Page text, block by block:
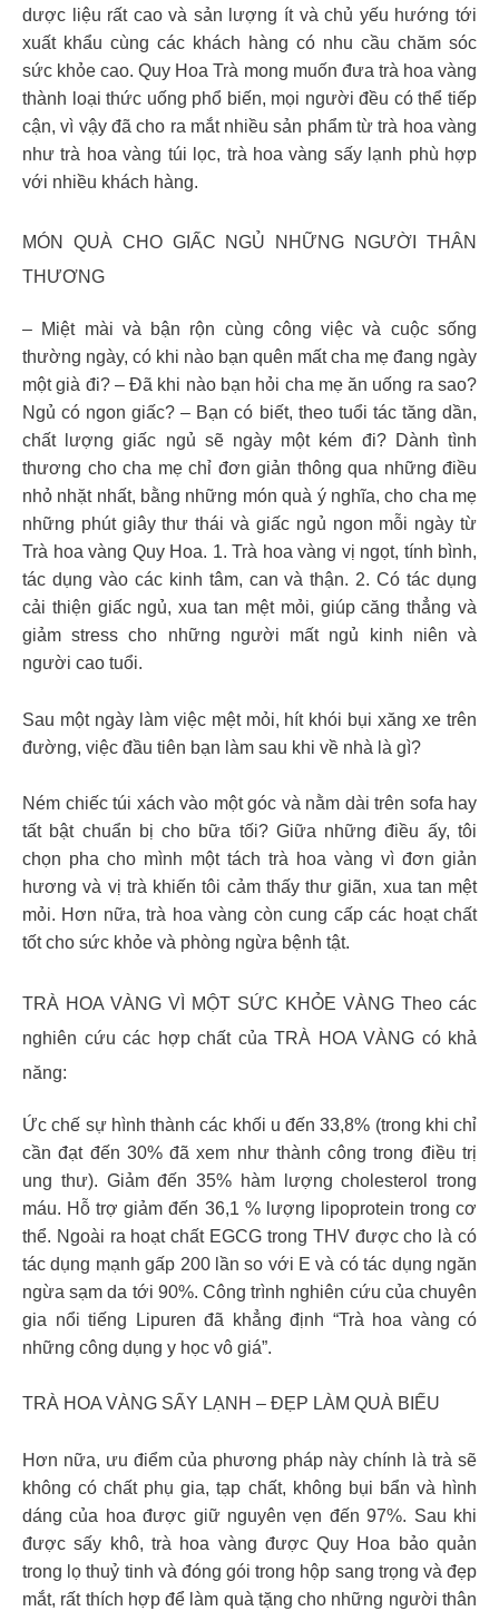
dược liệu rất cao và sản lượng ít và chủ yếu hướng tới
xuất khẩu cùng các khách hàng có nhu cầu chăm sóc
sức khỏe cao. Quy Hoa Trà mong muốn đưa trà hoa vàng
thành loại thức uống phổ biến, mọi người đều có thể tiếp
cận, vì vậy đã cho ra mắt nhiều sản phẩm từ trà hoa vàng
như trà hoa vàng túi lọc, trà hoa vàng sấy lạnh phù hợp
với nhiều khách hàng.
MÓN QUÀ CHO GIẤC NGỦ NHỮNG NGƯỜI THÂN
THƯƠNG
– Miệt mài và bận rộn cùng công việc và cuộc sống
thường ngày, có khi nào bạn quên mất cha mẹ đang ngày
một già đi? – Đã khi nào bạn hỏi cha mẹ ăn uống ra sao?
Ngủ có ngon giấc? – Bạn có biết, theo tuổi tác tăng dần,
chất lượng giấc ngủ sẽ ngày một kém đi? Dành tình
thương cho cha mẹ chỉ đơn giản thông qua những điều
nhỏ nhặt nhất, bằng những món quà ý nghĩa, cho cha mẹ
những phút giây thư thái và giấc ngủ ngon mỗi ngày từ
Trà hoa vàng Quy Hoa. 1. Trà hoa vàng vị ngọt, tính bình,
tác dụng vào các kinh tâm, can và thận. 2. Có tác dụng
cải thiện giấc ngủ, xua tan mệt mỏi, giúp căng thẳng và
giảm stress cho những người mất ngủ kinh niên và
người cao tuổi.
Sau một ngày làm việc mệt mỏi, hít khói bụi xăng xe trên
đường, việc đầu tiên bạn làm sau khi về nhà là gì?
Ném chiếc túi xách vào một góc và nằm dài trên sofa hay
tất bật chuẩn bị cho bữa tối? Giữa những điều ấy, tôi
chọn pha cho mình một tách trà hoa vàng vì đơn giản
hương và vị trà khiến tôi cảm thấy thư giãn, xua tan mệt
mỏi. Hơn nữa, trà hoa vàng còn cung cấp các hoạt chất
tốt cho sức khỏe và phòng ngừa bệnh tật.
TRÀ HOA VÀNG VÌ MỘT SỨC KHỎE VÀNG Theo các
nghiên cứu các hợp chất của TRÀ HOA VÀNG có khả
năng:
Ức chế sự hình thành các khối u đến 33,8% (trong khi chỉ
cần đạt đến 30% đã xem như thành công trong điều trị
ung thư). Giảm đến 35% hàm lượng cholesterol trong
máu. Hỗ trợ giảm đến 36,1 % lượng lipoprotein trong cơ
thể. Ngoài ra hoạt chất EGCG trong THV được cho là có
tác dụng mạnh gấp 200 lần so với E và có tác dụng ngăn
ngừa sạm da tới 90%. Công trình nghiên cứu của chuyên
gia nổi tiếng Lipuren đã khẳng định “Trà hoa vàng có
những công dụng y học vô giá”.
TRÀ HOA VÀNG SẤY LẠNH – ĐẸP LÀM QUÀ BIẾU
Hơn nữa, ưu điểm của phương pháp này chính là trà sẽ
không có chất phụ gia, tạp chất, không bụi bẩn và hình
dáng của hoa được giữ nguyên vẹn đến 97%. Sau khi
được sấy khô, trà hoa vàng được Quy Hoa bảo quản
trong lọ thuỷ tinh và đóng gói trong hộp sang trọng và đẹp
mắt, rất thích hợp để làm quà tặng cho những người thân